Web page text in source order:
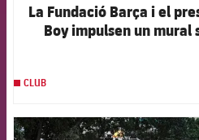
La Fundació Barça i el
Boy impulsen un mural
CLUB